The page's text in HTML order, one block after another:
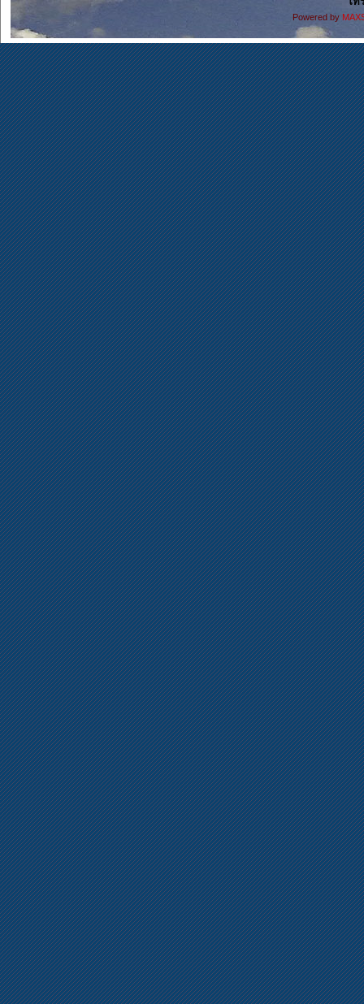
Powered by